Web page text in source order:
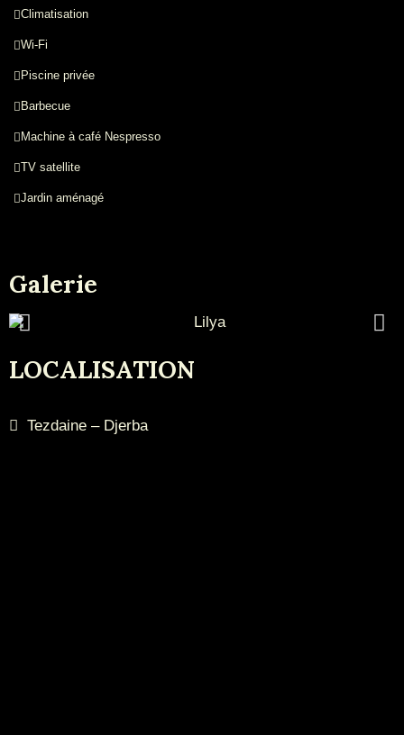
Climatisation
Wi-Fi
Piscine privée
Barbecue
Machine à café Nespresso
TV satellite
Jardin aménagé
Galerie
LOCALISATION
Tezdaine – Djerba